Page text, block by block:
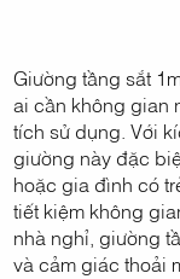
Giường tầng sắt
ai cần không gian
tích sử dụng. Với
giường này đặc
hoặc gia đình có
tiết kiệm không
nhà nghỉ, giường
và cảm giác thoải